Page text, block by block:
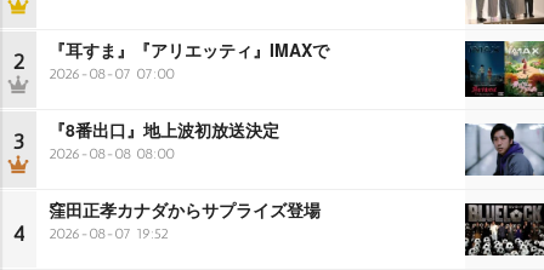
2 『耳すま』『アリエッティ』IMAXで
2026-08-07 07:00
3 『8番出口』地上波初放送決定
2026-08-08 08:00
4
窪田正孝カナダからサプライズ登場
2026-08-07 19:52